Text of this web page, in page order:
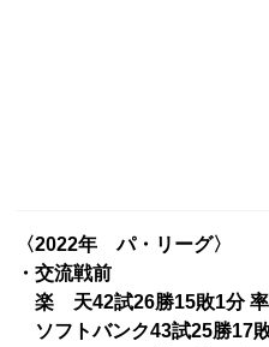
〈2022年 パ・リーグ〉
・交流戦前
楽 天42試26勝15敗1分 率
ソフトバンク43試25勝17